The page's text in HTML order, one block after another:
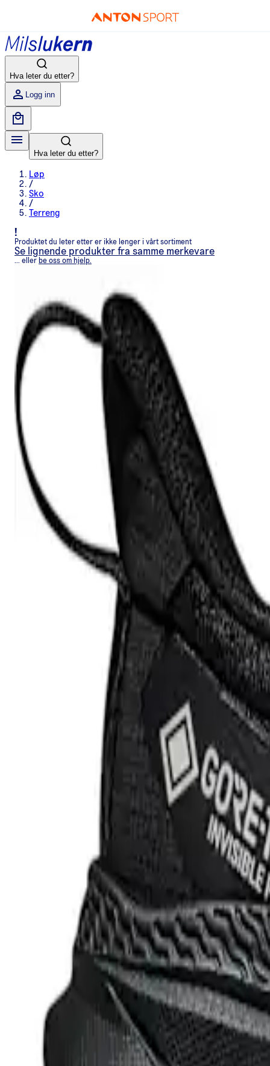
Hva leter du etter?
Logg inn
Hva leter du etter?
Løp
/
Sko
/
Terreng
!
Produktet du leter etter er ikke lenger i vårt sortiment
Se lignende produkter fra samme merkevare
... eller be oss om hjelp.